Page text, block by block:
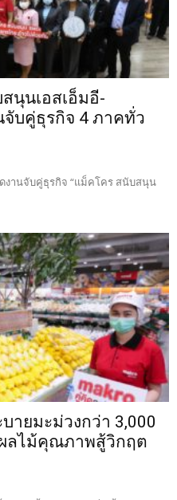
นุนเอสเอ็มอี-
จับคู่ธุรกิจ 4 ภาคทั่ว
านจับคู่ธุรกิจ “แม็คโคร สนับสนุน
ายมะม่วงกว่า 3,000
ลไม้คุณภาพสู้วิกฤต